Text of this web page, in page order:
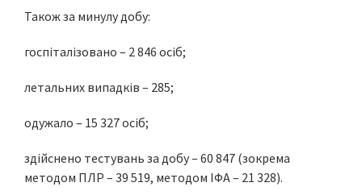
Також за минулу добу:
госпіталізовано – 2 846 осіб;
летальних випадків – 285;
одужало – 15 327 осіб;
здійснено тестувань за добу – 60 847 (зокрема
методом ПЛР – 39 519, методом ІФА – 21 328).